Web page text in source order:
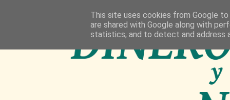
This site uses cookies from Google
are shared with Google along with
statistics, and to detect and address